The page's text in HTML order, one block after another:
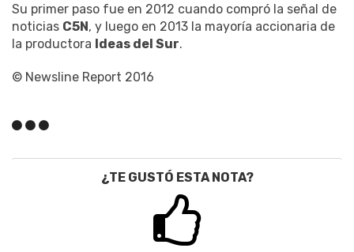
Su primer paso fue en 2012 cuando compró la señal de
noticias C5N, y luego en 2013 la mayoría accionaria de
la productora Ideas del Sur.
© Newsline Report 2016
¿TE GUSTÓ ESTA NOTA?